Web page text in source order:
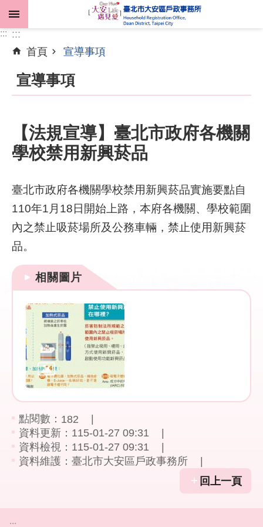
跳到主要內容區塊
進
搜
尋
機
紹
業
務
資
訊
網
路
務
線
上
查
詢
相
關
連
結
::: :::
首頁
宣導事項
宣導事項
【法規宣導】臺北市政府各機關
學校禁用新興菸品
臺北市政府各機關學校禁用新興菸品實施要點自
110年1月18日開始上路，本府各機關、學校範圍
內之禁止吸菸場所及公務車輛，禁止使用新興菸
品。
相關圖片
點閱數： 182
資料更新：115-01-27 09:31
資料檢視：115-01-27 09:31
資料維護：臺北市大安區戶政事務所
回上一頁
:::